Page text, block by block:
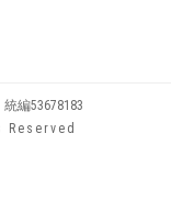
編53678183